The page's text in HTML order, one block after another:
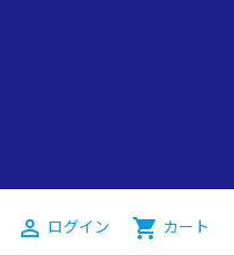
person_outline ログイン shopping_cart カート